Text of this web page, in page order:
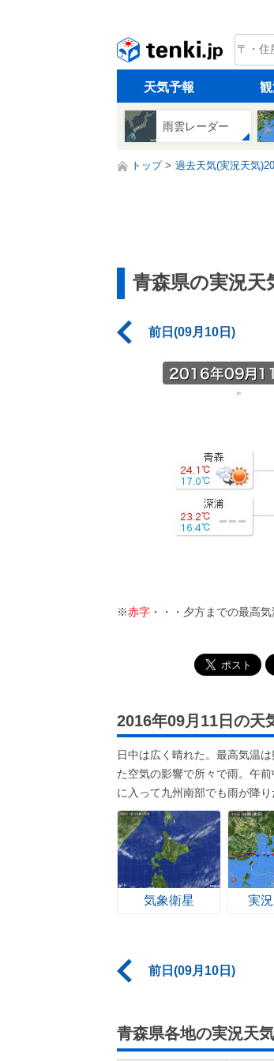
tenki.jp
天気予報 観
雨雲レーダー
トップ 過去天気(実況天気
青森県の実況天
前日(09月10日)
※赤字 ・・・夕方までの最高気
2016年09月11日の天
日中は広く晴れた。最高気温
た空気の影響で所々で雨。午
に入って九州南部でも雨が降り
気象衛星 実
前日(09月10日)
青森県各地の実況天気